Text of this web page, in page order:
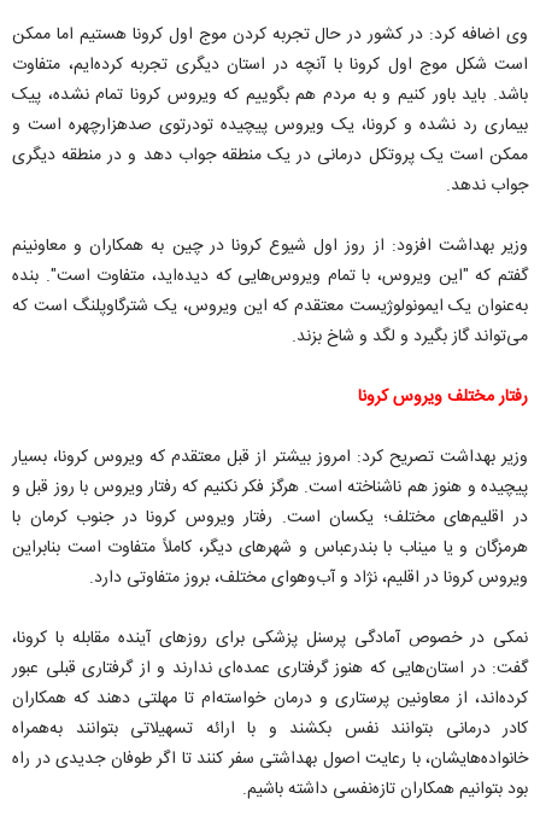
وی اضافه کرد: در کشور در حال تجربه کردن موج اول کرونا هستیم اما ممکن
است شکل موج اول کرونا با آنچه در استان دیگری تجربه کرده‌ایم، متفاوت
باشد. باید باور کنیم و به مردم هم بگوییم که ویروس کرونا تمام نشده، پیک
بیماری رد نشده و کرونا، یک ویروس پیچیده تودرتوی صدهزارچهره است و
ممکن است یک پروتکل درمانی در یک منطقه جواب دهد و در منطقه دیگری
جواب ندهد.
وزیر بهداشت افزود: از روز اول شیوع کرونا در چین به همکاران و معاونینم
گفتم که "این ویروس، با تمام ویروس‌هایی که دیده‌اید، متفاوت است". بنده
به‌عنوان یک ایمونولوژیست معتقدم که این ویروس، یک شترگاوپلنگ است که
می‌تواند گاز بگیرد و لگد و شاخ بزند.
رفتار مختلف ویروس کرونا
وزیر بهداشت تصریح کرد: امروز بیشتر از قبل معتقدم که ویروس کرونا، بسیار
پیچیده و هنوز هم ناشناخته است. هرگز فکر نکنیم که رفتار ویروس با روز قبل و
در اقلیم‌های مختلف؛ یکسان است. رفتار ویروس کرونا در جنوب کرمان با
هرمزگان و یا میناب با بندرعباس و شهرهای دیگر، کاملاً متفاوت است بنابراین
ویروس کرونا در اقلیم، نژاد و آب‌وهوای مختلف، بروز متفاوتی دارد.
نمکی در خصوص آمادگی پرسنل پزشکی برای روزهای آینده مقابله با کرونا،
گفت: در استان‌هایی که هنوز گرفتاری عمده‌ای ندارند و از گرفتاری قبلی عبور
کرده‌اند، از معاونین پرستاری و درمان خواسته‌ام تا مهلتی دهند که همکاران
کادر درمانی بتوانند نفس بکشند و با ارائه تسهیلاتی بتوانند به‌همراه
خانواده‌هایشان، با رعایت اصول بهداشتی سفر کنند تا اگر طوفان جدیدی در راه
بود بتوانیم همکاران تازه‌نفسی داشته باشیم.